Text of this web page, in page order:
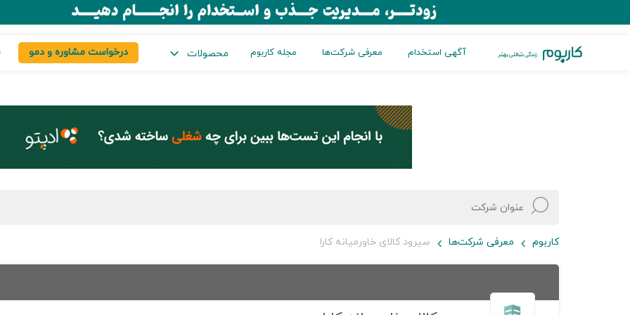
آگهی استخدام معرفی شرکت‌ها مجله کاربوم محصولات درخواست مشاوره و دمو
کاربوم معرفی شرکت‌ها سیرود کالای خاورمیانه کارا